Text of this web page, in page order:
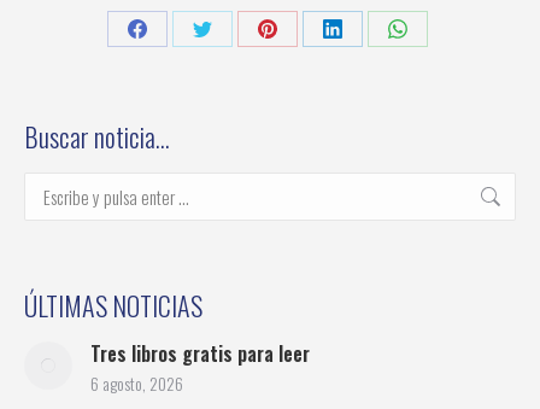
Share
Share
Share
Share
Share
Buscar noticia…
Buscar:
ÚLTIMAS NOTICIAS
Tres libros gratis para leer
6 agosto, 2026